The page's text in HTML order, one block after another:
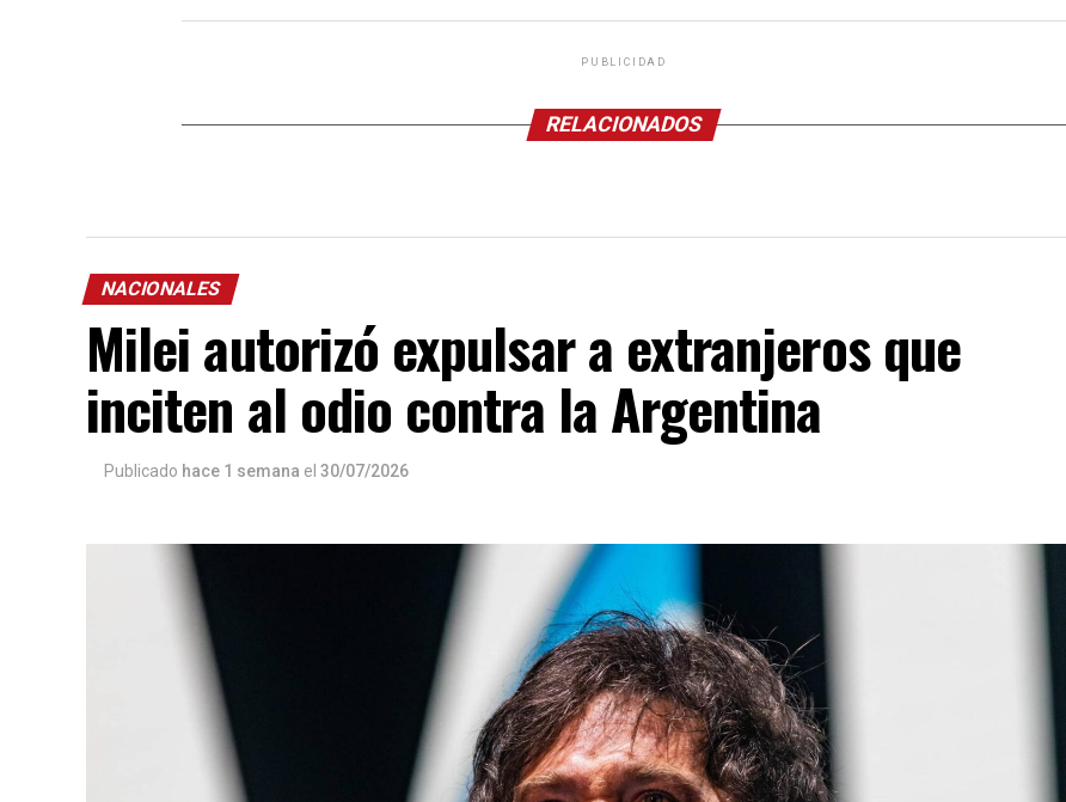
PUBLICIDAD
RELACIONADOS
NACIONALES
Milei autorizó expulsar a extranjeros que
inciten al odio contra la Argentina
Publicado hace 1 semana el 30/07/2026